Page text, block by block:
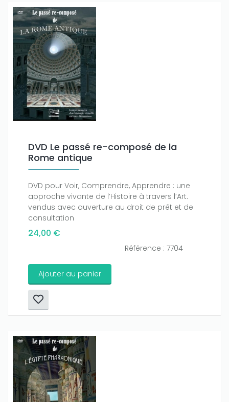
DVD Le passé re-composé de la
Rome antique
DVD pour Voir, Comprendre, Apprendre : une
approche vivante de l’Histoire à travers l’Art.
vendus avec ouverture au droit de prêt et de
consultation
24,00 €
Référence : 7704
Ajouter au panier